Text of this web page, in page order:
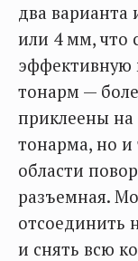
два
или 4 мм, что
эффективную
тонарм —
приклеены
тонарма, но и
области
разъемная.
отсоединить
и снять всю